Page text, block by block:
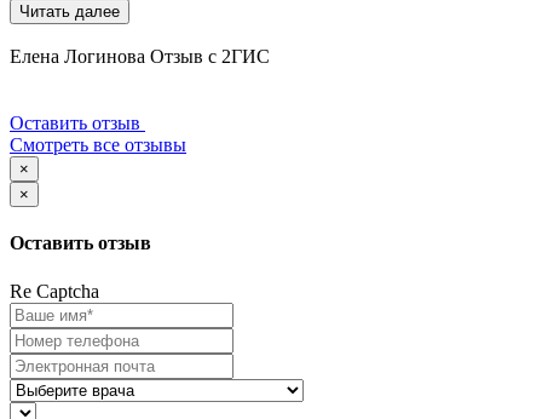
Читать далее
Елена Логинова Отзыв с 2ГИС
Оставить отзыв
Смотреть все отзывы
×
×
Оставить отзыв
Re Captcha